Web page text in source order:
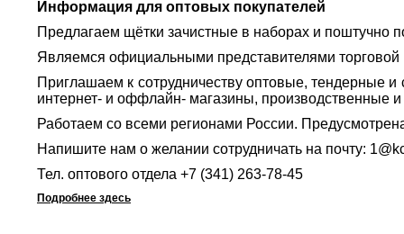
Информация для оптовых покупателей
Предлагаем щётки зачистные в наборах и поштучно
Являемся официальными представителями
Приглашаем к сотрудничеству оптовые, тендерные и
интернет- и оффлайн- магазины, производственные
Работаем со всеми регионами России.
Напишите нам о желании сотрудничать на почту:
Тел. оптового отдела +7 (341) 263-78-45
Подробнее здесь